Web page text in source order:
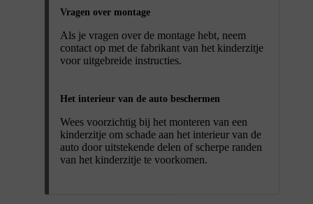
Vragen over montage
Als je vragen over de montage hebt, neem
contact op met de fabrikant van het kinderzitje
voor uitgebreide instructies.
Het interieur van de auto beschermen
Wees voorzichtig bij het monteren van een
kinderzitje om schade aan het interieur van de
auto door uitstekende delen of scherpe randen
van het kinderzitje te voorkomen.